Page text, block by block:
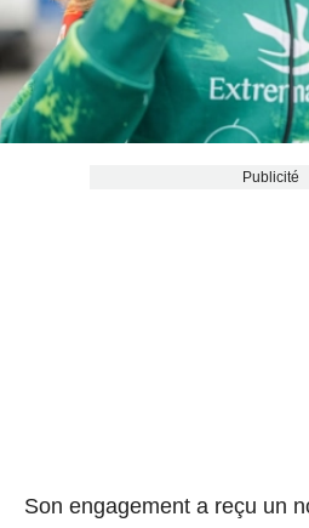
Publicité
Son engagement a reçu un